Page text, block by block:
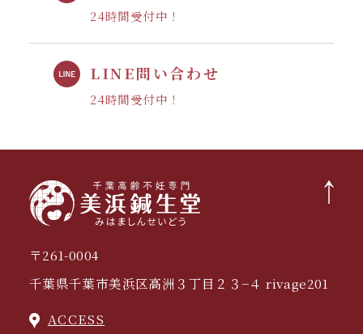
24時間受付中！
LINE問い合わせ
24時間受付中！
〒261-0004
千葉県千葉市美浜区高洲３丁目２３−４ rivage201
ACCESS